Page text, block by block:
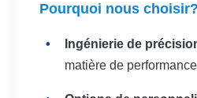
Pourquoi nous choisir?
Ingénierie de
matière de